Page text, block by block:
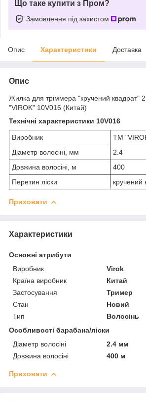
Що таке купити з Пром?
Замовлення під захистом
Опис Характеристики Доставка
Опис
Жилка для тріммера "кручений
"VIROK" 10V016 (Китай)
Технічні характеристики 10V016
Виробник
ТМ
Діаметр волосіні, мм
2.4
Довжина волосіні, м
400
Перетин ліски
кручений
Приховати
Характеристики
Основні атрибути
Виробник
Virok
Країна виробник
Китай
Застосування
Тример
Стан
Новий
Тип
Волосінь
Особливості барабана/ліски
Діаметр волосіні
2.4 мм
Довжина волосіні
400 м
Приховати